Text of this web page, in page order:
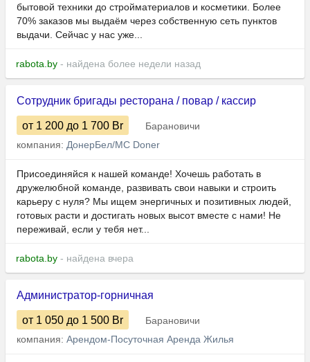
бытовой техники до стройматериалов и косметики. Более
70% заказов мы выдаём через собственную сеть пунктов
выдачи. Сейчас у нас уже...
rabota.by - найдена более недели назад
Сотрудник бригады ресторана / повар / кассир
от 1 200 до 1 700 Br
Барановичи
компания: ДонерБел/MC Doner
Присоединяйся к нашей команде! Хочешь работать в
дружелюбной команде, развивать свои навыки и строить
карьеру с нуля? Мы ищем энергичных и позитивных людей,
готовых расти и достигать новых высот вместе с нами! Не
переживай, если у тебя нет...
rabota.by - найдена вчера
Администратор-горничная
от 1 050 до 1 500 Br
Барановичи
компания: Арендом-Посуточная Аренда Жилья